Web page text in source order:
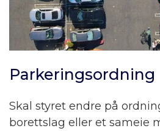
Parkeringsordning
Skal styret endre på
borettslag eller et sameie